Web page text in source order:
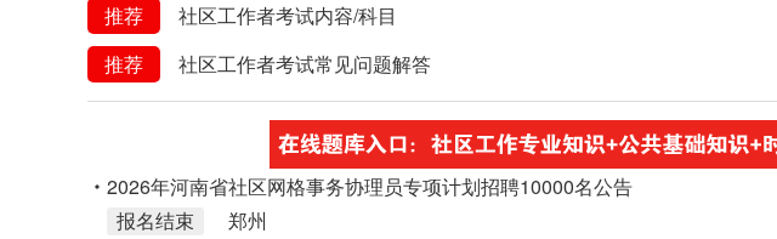
推荐
社区工作者考试内容/科目
推荐
社区工作者考试常见问题解答
2026年河南省社区网格事务协理员专项计划招聘10000名公告
报名结束
郑州